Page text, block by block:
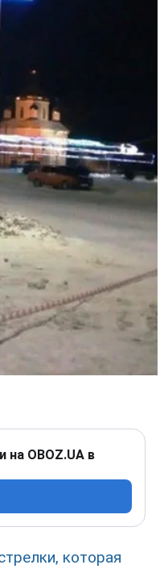
на OBOZ.UA в
которая